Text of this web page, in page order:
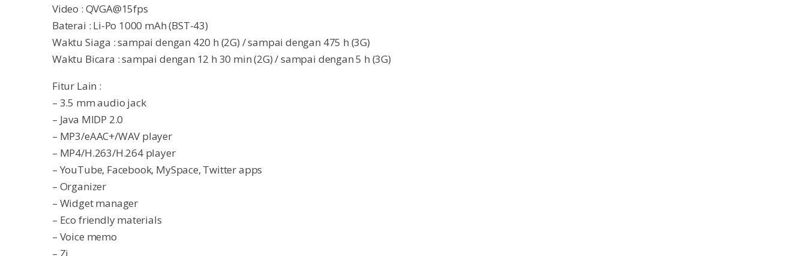
Video : QVGA@15fps
Baterai : Li-Po 1000 mAh (BST-43)
Waktu Siaga : sampai dengan 420 h (2G) / sampai dengan 475 h (3G)
Waktu Bicara : sampai dengan 12 h 30 min (2G) / sampai dengan 5 h (3G)
Fitur Lain :
– 3.5 mm audio jack
– Java MIDP 2.0
– MP3/eAAC+/WAV player
– MP4/H.263/H.264 player
– YouTube, Facebook, MySpace, Twitter apps
– Organizer
– Widget manager
– Eco friendly materials
– Voice memo